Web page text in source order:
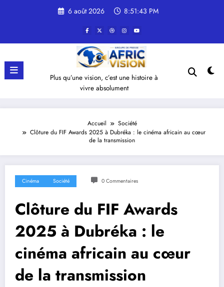
6 août 2026 8:51:44 PM
Plus qu’une vision, c’est une histoire à
vivre absolument
Accueil
Société
Clôture du FIF Awards 2025 à Dubréka : le cinéma africain au cœur
de la transmission
Cinéma Société 0 Commentaires
Clôture du FIF Awards
2025 à Dubréka : le
cinéma africain au cœur
de la transmission